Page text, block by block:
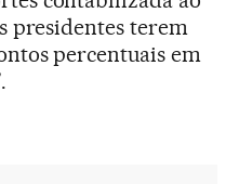
presidentes terem
percentuais em